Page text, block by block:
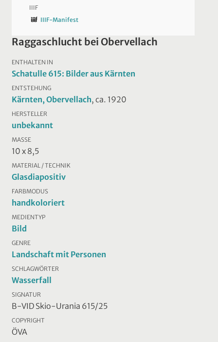
IIIF
IIIF-Manifest
Raggaschlucht bei Obervellach
ENTHALTEN IN
Schatulle 615: Bilder aus Kärnten
ENTSTEHUNG
Kärnten, Obervellach, ca. 1920
HERSTELLER
unbekannt
MASSE
10 x 8,5
MATERIAL / TECHNIK
Glasdiapositiv
FARBMODUS
handkoloriert
MEDIENTYP
Bild
GENRE
Landschaft mit Personen
SCHLAGWÖRTER
Wasserfall
SIGNATUR
B-VID Skio-Urania 615/25
COPYRIGHT
ÖVA